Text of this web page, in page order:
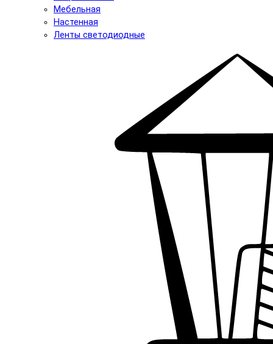
Мебельная
Настенная
Ленты светодиодные